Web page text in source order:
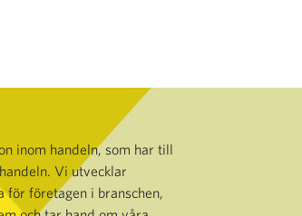
inom handeln, som har till
Vi utvecklar
för företagen i branschen,